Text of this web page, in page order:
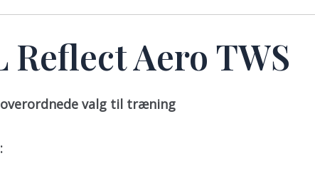
Reflect Aero TWS
valg til træning